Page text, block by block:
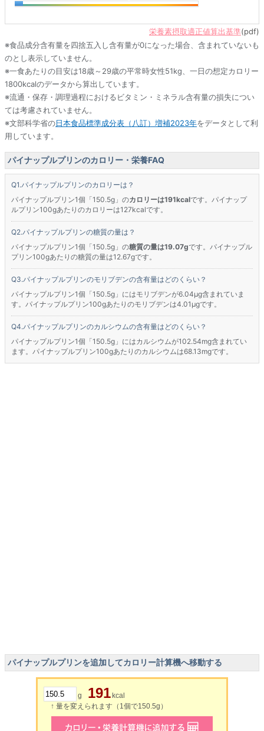
栄養素摂取適正値算出基準(pdf)
※食品成分含有量を四捨五入し含有量が0になった場合、含まれていないも
のとし表示していません。
※一食あたりの目安は18歳～29歳の平常時女性51kg、一日の想定カロリー
1800kcalのデータから算出しています。
※流通・保存・調理過程におけるビタミン・ミネラル含有量の損失につい
ては考慮されていません。
※文部科学省の日本食品標準成分表（八訂）増補2023年をデータとして利
用しています。
パイナップルプリンのカロリー・栄養FAQ
パイナップルプリンのカロリーは？
パイナップルプリン1個「150.5g」のカロリーは191kcalです。パイナップ
ルプリン100gあたりのカロリーは127kcalです。
パイナップルプリンの糖質の量は？
パイナップルプリン1個「150.5g」の糖質の量は19.07gです。パイナップル
プリン100gあたりの糖質の量は12.67gです。
パイナップルプリンのモリブデンの含有量はどのくらい？
パイナップルプリン1個「150.5g」にはモリブデンが6.04μg含まれていま
す。パイナップルプリン100gあたりのモリブデンは4.01μgです。
パイナップルプリンのカルシウムの含有量はどのくらい？
パイナップルプリン1個「150.5g」にはカルシウムが102.54mg含まれてい
ます。パイナップルプリン100gあたりのカルシウムは68.13mgです。
パイナップルプリンを追加してカロリー計算機へ移動する
g 191 kcal
↑ 量を変えられます（1個で150.5g）